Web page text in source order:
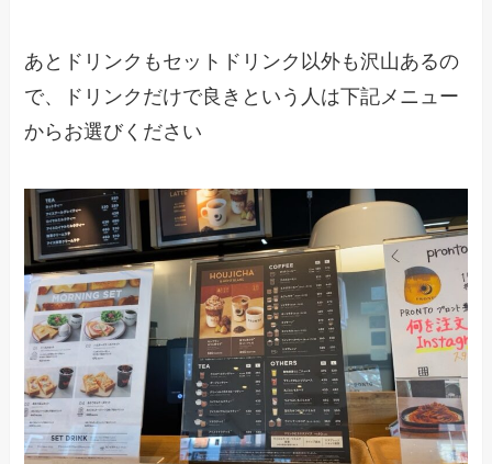
あとドリンクもセットドリンク以外も沢山あるの
で、ドリンクだけで良きという人は下記メニュー
からお選びください